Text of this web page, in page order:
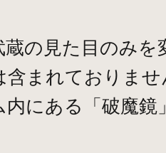
の見た目のみを
含まれておりませ
にある「破魔鏡